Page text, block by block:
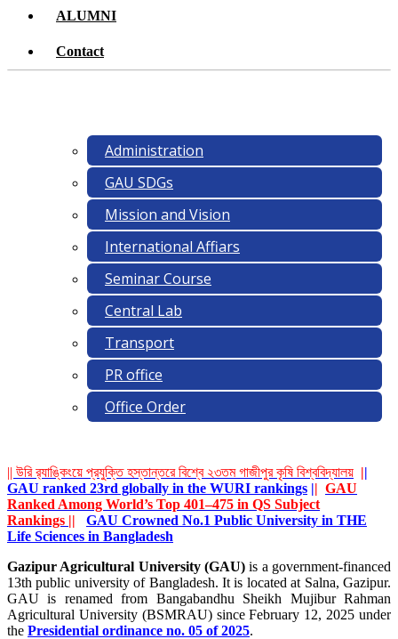
ALUMNI
Contact
Administration
GAU SDGs
Mission and Vision
International Affiars
Seminar Course
Central Lab
Transport
PR office
Office Order
|| উরি র‌্যাঙ্কিংয়ে প্রযুক্তি হস্তান্তরে বিশ্বে ২৩তম গাজীপুর কৃষি বিশ্ববিদ্যালয় ||
GAU ranked 23rd globally in the WURI rankings || GAU
Ranked Among World’s Top 401–475 in QS Subject
Rankings ||
GAU Crowned No.1 Public University in THE
Life Sciences in Bangladesh
Gazipur Agricultural University (GAU) is a government-financed
13th public university of Bangladesh. It is located at Salna, Gazipur.
GAU is renamed from Bangabandhu Sheikh Mujibur Rahman
Agricultural University (BSMRAU) since February 12, 2025 under
the Presidential ordinance no. 05 of 2025.